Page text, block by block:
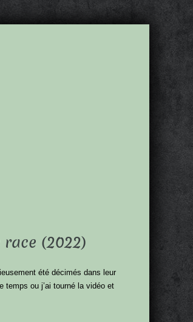
(2022)
été décimés dans leur
temps ou j’ai tourné la vidéo et